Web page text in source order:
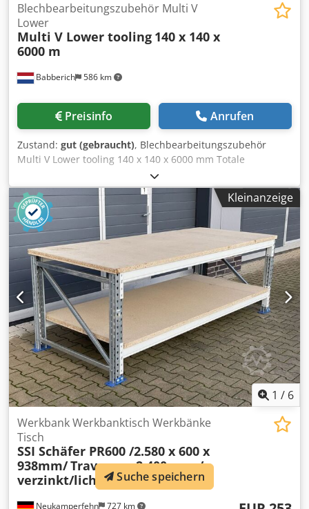
Babberich 586 km
Blechbearbeitungszubehör Multi V
Lower
Multi V Lower tooling 140 x 140 x
6000 m
Preisinfo Anrufen
Zustand: gut (gebraucht), Blechbearbeitungszubehör
Multi V Lower tooling 140 x 140 x 6000 mm Totale
Länge:6000mm Totale Breite:140 x 140mm V-Breite: 8 - 10 -
16 - 20 - 24 - 30 - 40mm Bitte beachten Sie: Die
Informationen auf dieser Seite wurden nach bestem
Wissen undGewissen von uns , und soweit möglich , vom
Hersteller bezogen.Die Informationen werden im guten
Glauben abgegeben, aber die Genauigkeit kann
nichtgarantiert werden. Dementsprechend werden Sie
keine Vertretung und Vertragsbedingungen darstellen.Wir
empfehlen Ihnen, alle wichtigen Details zu überprüfen.
Cjdpfjzc Izgjx Agdorf
Kleinanzeige
1 / 6
Neukamperfehn 727 km
Werkbank Werkbanktisch Werkbänke
Tisch
SSI Schäfer PR600 /2.580 x 600 x
938mm/Traversen 2.400 mm /
verzinkt/lichtgrauSuche speichern